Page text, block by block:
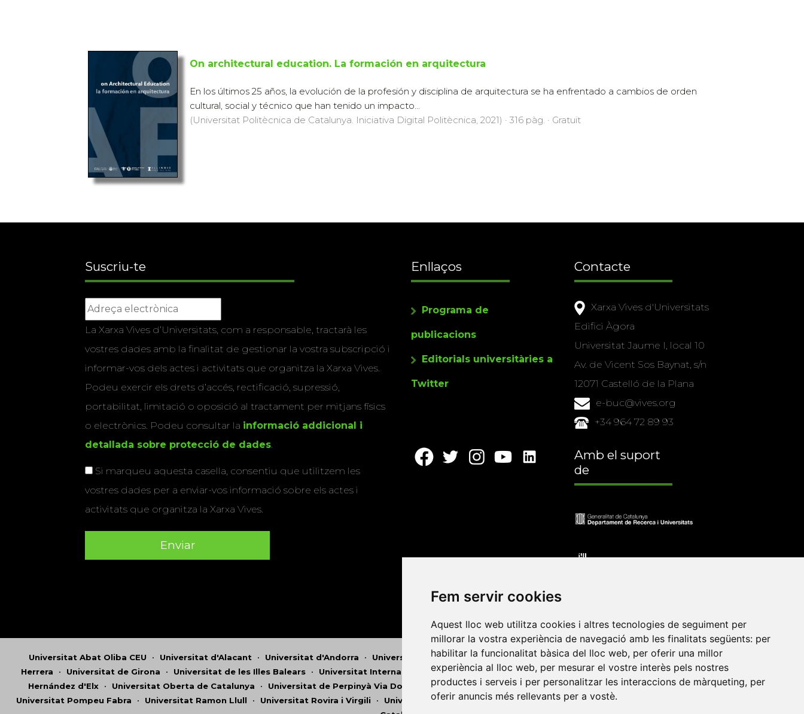
Fem servir cookies
Aquest lloc web utilitza cookies i altres tecnologies de seguiment per
millorar la vostra experiència de navegació amb les finalitats següents: per
habilitar la funcionalitat bàsica del lloc web, per oferir una millor
experiència al lloc web, per mesurar el vostre interès pels nostres
productes i serveis i per personalitzar les interaccions de màrqueting, per
oferir anuncis més rellevants per a vostè.
On architectural education. La formación en arquitectura
En los últimos 25 años, la evolución de la profesión y disciplina de arquitectura se ha enfrentado a cambios de orden
cultural, social y técnico que han tenido un impacto...
(Universitat Politècnica de Catalunya. Iniciativa Digital Politècnica, 2021) · 316 pàg. · Gratuït
Suscriu-te
La Xarxa Vives d’Universitats, com a responsable, tractarà les
vostres dades amb la finalitat de gestionar la vostra subscripció i
informar-vos dels actes i activitats que organitza la Xarxa Vives.
Podeu exercir els drets d’accés, rectificació, supressió,
portabilitat, limitació o oposició al tractament per mitjans físics
o electrònics. Podeu consultar la informació addicional i
detallada sobre protecció de dades.
Si marqueu aquesta casella, consentiu que utilitzem les
vostres dades per a enviar-vos informació sobre els actes i
activitats que organitza la Xarxa Vives.
Enllaços
Programa de
publicacions
Editorials universitàries a
Twitter
Contacte
Xarxa Vives d'Universitats
Edifici Àgora
Universitat Jaume I, local 10
Av. de Vicent Sos Baynat, s/n
12071 Castelló de la Plana
e-buc@vives.org
+34 964 72 89 93
Amb el suport
de
Universitat Abat Oliba CEU • Universitat d'Alacant • Universitat d'Andorra • Universitat Autònoma de Barcelona•Universitat de Barcelona•Universitat CEU Cardenal
Herrera • Universitat de Girona • Universitat de les Illes Balears • Universitat Internacional de Catalunya•Universitat Jaume I•Universitat de Lleida•Universitat Miguel
Hernández d'Elx • Universitat Oberta de Catalunya • Universitat de Perpinyà Via Domitia •Universitat Politècnica de Catalunya•Universitat Politècnica de València
Universitat Pompeu Fabra • Universitat Ramon Llull • Universitat Rovira i Virgili • Universitat de Sàsser•Universitat de València•Universitat de Vic - Universitat Central de